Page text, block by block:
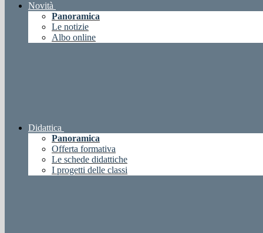
Novità
Panoramica
Le notizie
Albo online
Didattica
Panoramica
Offerta formativa
Le schede didattiche
I progetti delle classi